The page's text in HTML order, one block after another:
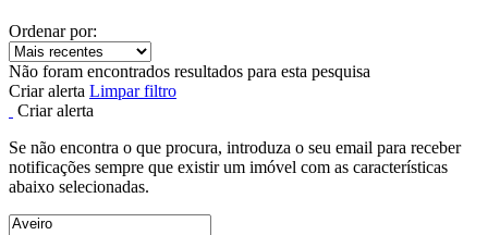
Ordenar por:
Não foram encontrados resultados para esta pesquisa
Criar alerta Limpar filtro
Criar alerta
Se não encontra o que procura, introduza o seu email para receber
notificações sempre que existir um imóvel com as características
abaixo selecionadas.